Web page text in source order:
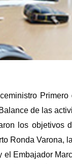
de las
los objetivos
Ronda Varona,
el Embajador